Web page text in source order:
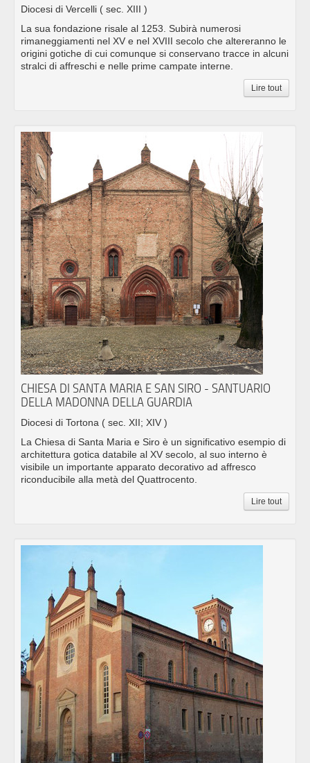
Diocesi di Vercelli ( sec. XIII )
La sua fondazione risale al 1253. Subirà numerosi
rimaneggiamenti nel XV e nel XVIII secolo che altereranno le
origini gotiche di cui comunque si conservano tracce in alcuni
stralci di affreschi e nelle prime campate interne.
Lire tout
CHIESA DI SANTA MARIA E SAN SIRO - SANTUARIO
DELLA MADONNA DELLA GUARDIA
Diocesi di Tortona ( sec. XII; XIV )
La Chiesa di Santa Maria e Siro è un significativo esempio di
architettura gotica databile al XV secolo, al suo interno è
visibile un importante apparato decorativo ad affresco
riconducibile alla metà del Quattrocento.
Lire tout